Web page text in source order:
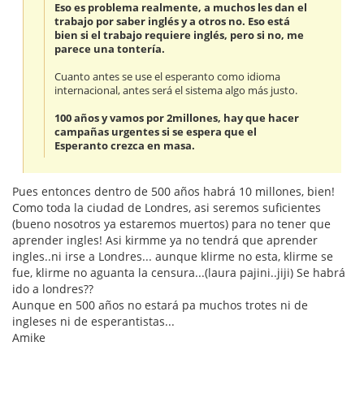
Eso es problema realmente, a muchos les dan el
trabajo por saber inglés y a otros no. Eso está
bien si el trabajo requiere inglés, pero si no, me
parece una tontería.
Cuanto antes se use el esperanto como idioma
internacional, antes será el sistema algo más justo.
100 años y vamos por 2millones, hay que hacer
campañas urgentes si se espera que el
Esperanto crezca en masa.
Pues entonces dentro de 500 años habrá 10 millones, bien!
Como toda la ciudad de Londres, asi seremos suficientes
(bueno nosotros ya estaremos muertos) para no tener que
aprender ingles! Asi kirmme ya no tendrá que aprender
ingles..ni irse a Londres... aunque klirme no esta, klirme se
fue, klirme no aguanta la censura...(laura pajini..jiji) Se habrá
ido a londres??
Aunque en 500 años no estará pa muchos trotes ni de
ingleses ni de esperantistas...
Amike